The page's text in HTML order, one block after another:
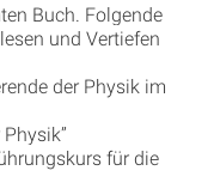
Buch. Folgende
und Vertiefen
der Physik im
Physik”
für die